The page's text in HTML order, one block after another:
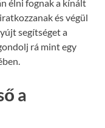
élni fognak a kínált
és végül
segítséget a
rá mint egy
a